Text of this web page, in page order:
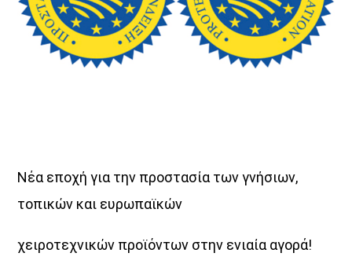
ΜΟΥΣΙΚΗ
Νέα εποχή για την προστασία των γνήσιων,
τοπικών και ευρωπαϊκών
χειροτεχνικών προϊόντων στην ενιαία αγορά!